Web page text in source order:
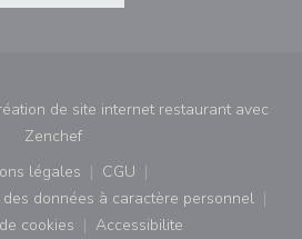
de site internet restaurant avec
Zenchef((ouvre une nouvelle fenêtre))
légales
((ouvre une nouvelle fenêtre))
CGU
((ouvre une nouvelle
données à caractère personnel
((ouvre une nouvelle fenêtre))
cookies Accessibilite